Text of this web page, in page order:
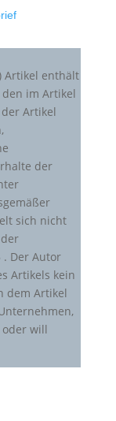
Artikel enthält
im Artikel
Artikel
der
sich nicht
. Der Autor
Artikels kein
dem Artikel
will